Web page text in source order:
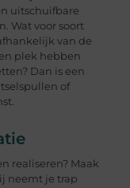
uitschuifbare
Wat voor soort
van de
plek hebben
Dan is een
of
realiseren? Maak
neemt je trap